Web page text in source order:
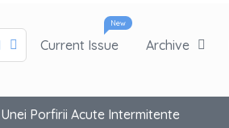
New
Current Issue Archive
Porfirii Acute Intermitente